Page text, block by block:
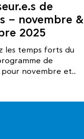
de
– novembre &
2025
les temps forts du
de
novembre et..